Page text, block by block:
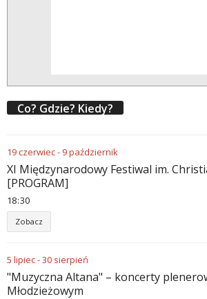
Co? Gdzie? Kiedy?
19czerwiec- 9październik
XI Międzynarodowy Festiwal im.
[PROGRAM]
18:30
Zobacz
5 lipiec-30 sierpień
"Muzyczna Altana" – koncerty
Młodzieżowym